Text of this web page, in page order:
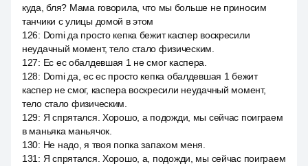
куда, бля? Мама говорила, что мы больше не приносим
танчики с улицы домой в этом
126: Domi да просто кепка бежит каспер воскресили
неудачный момент, тело стало физическим.
127: Ес ес обалдевшая 1 не смог каспера.
128: Domi да, ес ес просто кепка обалдевшая 1 бежит
каспер не смог, каспера воскресили неудачный момент,
тело стало физическим.
129: Я спрятался. Хорошо, а подожди, мы сейчас поиграем
в маньяка маньячок.
130: Не надо, я твоя попка запахом меня.
131 : Я спрятался. Хорошо, а, подожди, мы сейчас поиграем